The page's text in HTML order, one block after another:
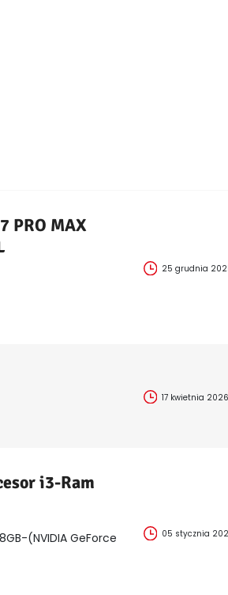
PRO MAX
25 grudnia
17 kwietnia 2026
i3-Ram
(NVIDIA GeForce
05 stycznia